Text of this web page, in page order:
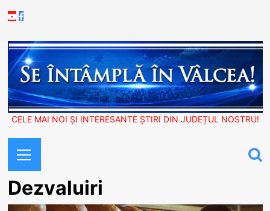
to
Youtube
Facebook
CELE MAI NOI ȘI INTERESANTE ȘTIRI DIN JUDEȚUL NOSTRU!
Menu
Dezvaluiri